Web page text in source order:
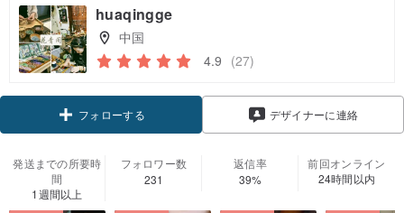
huaqingge
中国
4.9 (27)
クーポン取得
フォローする
デザイナーに連絡
発送までの所要時
間
1週間以上
フォロワー数
231
返信率
39%
前回オンライン
24時間以内